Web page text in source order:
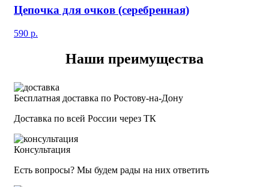
Цепочка для очков (серебренная)
590 р.
Наши преимущества
Бесплатная доставка по Ростову-на-Дону
Доставка по всей России через ТК
Консультация
Есть вопросы? Мы будем рады на них ответить